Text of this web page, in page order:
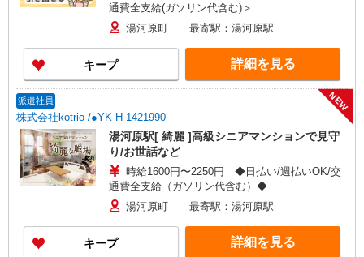
通費全支給(ガソリン代含む)＞
湯河原町 最寄駅：湯河原駅
キープ 詳細を見る
派遣社員
株式会社kotrio /●YK-H-1421990
NEW
湯河原駅[ 綺麗 ]高級シニアマンションで見守
り/お世話など
時給1600円〜2250円 ◆日払い/週払いOK/交
通費全支給（ガソリン代含む）◆
湯河原町 最寄駅：湯河原駅
キープ 詳細を見る